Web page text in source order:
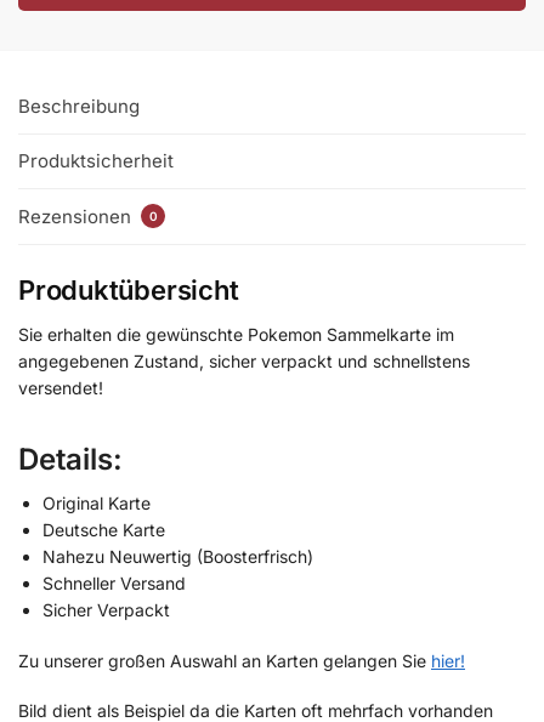
Beschreibung
Produktsicherheit
Rezensionen 0
Produktübersicht
Sie erhalten die gewünschte Pokemon Sammelkarte im
angegebenen Zustand, sicher verpackt und schnellstens
versendet!
Details:
Original Karte
Deutsche Karte
Nahezu Neuwertig (Boosterfrisch)
Schneller Versand
Sicher Verpackt
Zu unserer großen Auswahl an Karten gelangen Sie hier!
Bild dient als Beispiel da die Karten oft mehrfach vorhanden